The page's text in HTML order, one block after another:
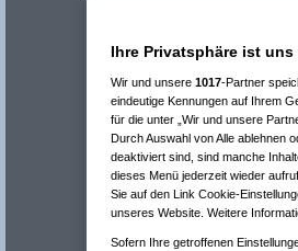
Ihre Privatsphäre ist
Wir und unsere 1017-Partner
eindeutige Kennungen auf Ihrem
für die unter „Wir und unsere
Durch Auswahl von Alle ablehnen
deaktiviert sind, sind manche
dieses Menü jederzeit wieder
Sie auf den Link Cookie-
unseres Website. Weitere
Sofern Ihre getroffenen